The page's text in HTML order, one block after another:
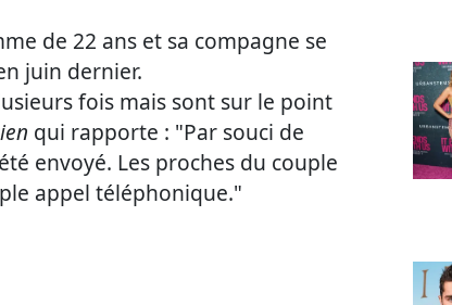
de 22 ans et sa compagne se
juin dernier.
fois mais sont sur le point
qui rapporte : "Par souci de
envoyé. Les proches du couple
appel téléphonique."